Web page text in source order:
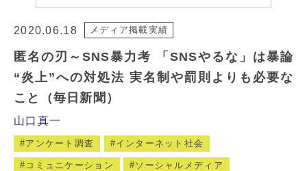
2020.06.18 メディア掲載実績
匿名の刃～SNS暴力考 「SNSやるな」は暴論
“炎上”への対処法 実名制や罰則よりも必要な
こと（毎日新聞）
山口真一
アンケート調査 インターネット社会
コミュニケーション ソーシャルメディア